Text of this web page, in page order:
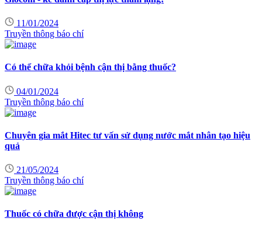
11/01/2024
Truyền thông báo chí
Có thể chữa khỏi bệnh cận thị bằng thuốc?
04/01/2024
Truyền thông báo chí
Chuyên gia mắt Hitec tư vấn sử dụng nước mắt nhân tạo hiệu
quả
21/05/2024
Truyền thông báo chí
Thuốc có chữa được cận thị không